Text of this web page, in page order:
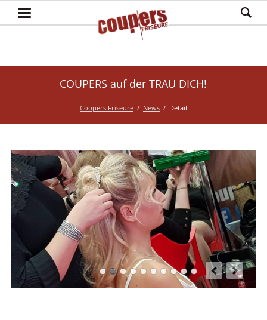
COUPERS auf der TRAU DICH!
Coupers Friseure News Detail